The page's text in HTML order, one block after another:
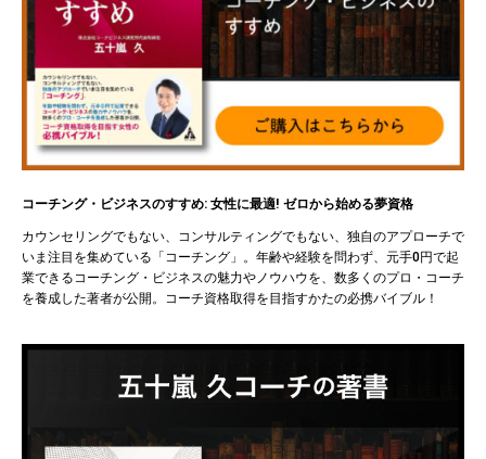
コーチング・ビジネスのすすめ: 女性に最適! ゼロから始める夢資格
カウンセリングでもない、コンサルティングでもない、独自のアプローチで
いま注目を集めている「コーチング」。年齢や経験を問わず、元手0円で起
業できるコーチング・ビジネスの魅力やノウハウを、数多くのプロ・コーチ
を養成した著者が公開。コーチ資格取得を目指すかたの必携バイブル！